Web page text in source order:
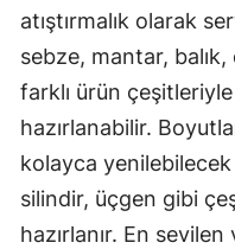
atıştırmalık olarak
sebze, mantar,
farklı ürün
hazırlanabilir.
kolayca
silindir, üçgen gibi
hazırlanır. En